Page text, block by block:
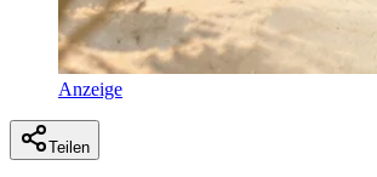
Anzeige
Teilen